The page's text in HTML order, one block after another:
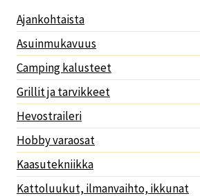
Ajankohtaista
Asuinmukavuus
Camping kalusteet
Grillit ja tarvikkeet
Hevostraileri
Hobby varaosat
Kaasutekniikka
Kattoluukut, ilmanvaihto, ikkunat